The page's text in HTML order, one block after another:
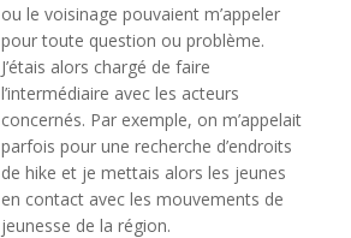
ou le voisinage pouvaient m’appeler
pour toute question ou problème.
J’étais alors chargé de faire
l’intermédiaire avec les acteurs
concernés. Par exemple, on m’appelait
parfois pour une recherche d’endroits
de hike et je mettais alors les jeunes
en contact avec les mouvements de
jeunesse de la région.